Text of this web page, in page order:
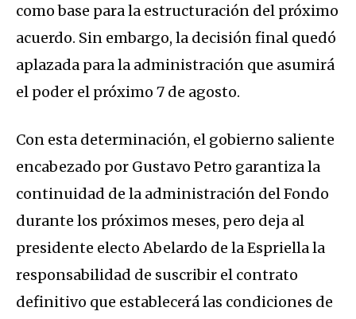
como base para la estructuración del próximo
acuerdo. Sin embargo, la decisión final quedó
aplazada para la administración que asumirá
el poder el próximo 7 de agosto.
Con esta determinación, el gobierno saliente
encabezado por Gustavo Petro garantiza la
continuidad de la administración del Fondo
durante los próximos meses, pero deja al
presidente electo Abelardo de la Espriella la
responsabilidad de suscribir el contrato
definitivo que establecerá las condiciones de